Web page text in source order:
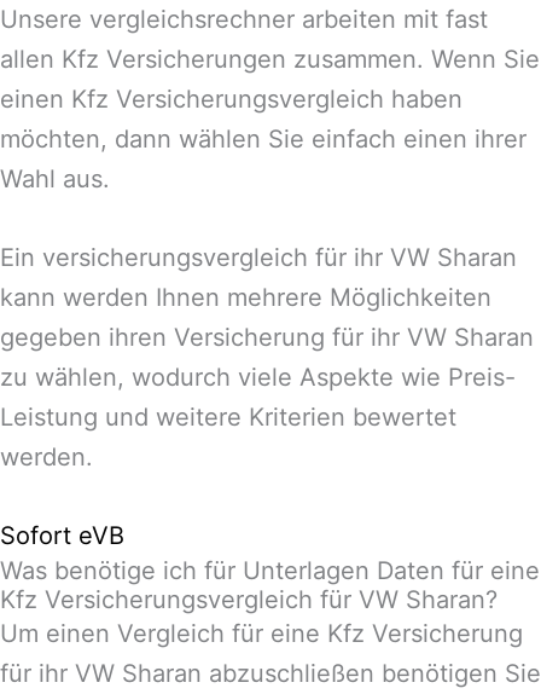
Unsere vergleichsrechner arbeiten mit fast
allen Kfz Versicherungen zusammen. Wenn Sie
einen Kfz Versicherungsvergleich haben
möchten, dann wählen Sie einfach einen ihrer
Wahl aus.
Ein versicherungsvergleich für ihr VW Sharan
kann werden Ihnen mehrere Möglichkeiten
gegeben ihren Versicherung für ihr VW Sharan
zu wählen, wodurch viele Aspekte wie Preis-
Leistung und weitere Kriterien bewertet
werden.
Sofort eVB
Was benötige ich für Unterlagen Daten für eine
Kfz Versicherungsvergleich für VW Sharan?
Um einen Vergleich für eine Kfz Versicherung
für ihr VW Sharan abzuschließen benötigen Sie